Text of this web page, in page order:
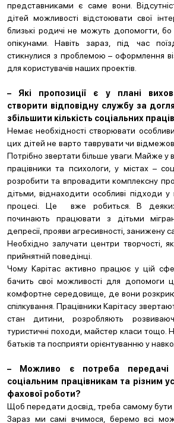
представниками є саме вони.
дітей можливості відстоювати свої
близькі родичі не можуть допомогти,
опікунами. Навіть зараз, під час
стикнулися з проблемою – оформлення
для користувачів наших проектів.
– Які пропозиції є у плані
створити відповідну службу за
збільшити кількість соціальних
Немає необхідності створювати
цих дітей не варто таврувати чи
Потрібно звертати більше уваги. Майже у
працівники та психологи, у містах –
розробити та впровадити комплексну
дітьми, віднаходити особливі підходи
процесі. Це вже робиться. В
починають працювати з дітьми
депресії, прояви агресивності, занижену
Необхідно залучати центри творчості,
прийнятній поведінці.
Чому Карітас активно працює у цій
бачить свої можливості для допомоги
комфортне середовище, де вони
спілкування. Працівники Карітасу
стан дитини, розробляють
туристичні походи, майстер класи тощо.
батьків та посприяти орієнтуванню у
– Можливо є потреба передачі
соціальним працівникам та різним
фахової роботи?
Щоб передати досвід, треба самому бути
Зараз ми самі вчимося, беремо всі